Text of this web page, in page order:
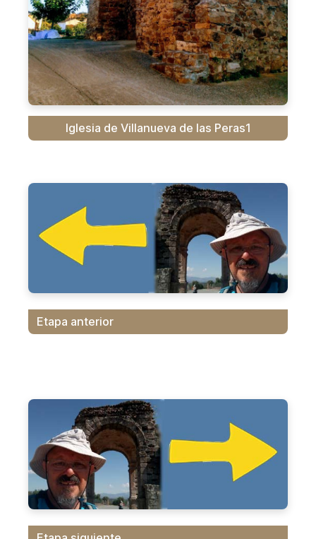
Iglesia de Villanueva de las Peras1
Etapa anterior